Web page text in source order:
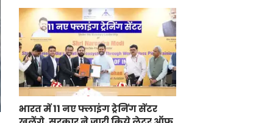
रुपए की र
भारत में 11 नए फ्लाइंग ट्रेनिंग सेंटर